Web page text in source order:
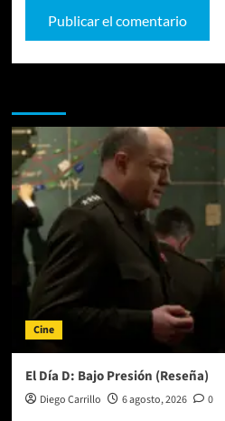
Cine
El Día D: Bajo Presión (Reseña)
Diego Carrillo 6 agosto, 2026 0